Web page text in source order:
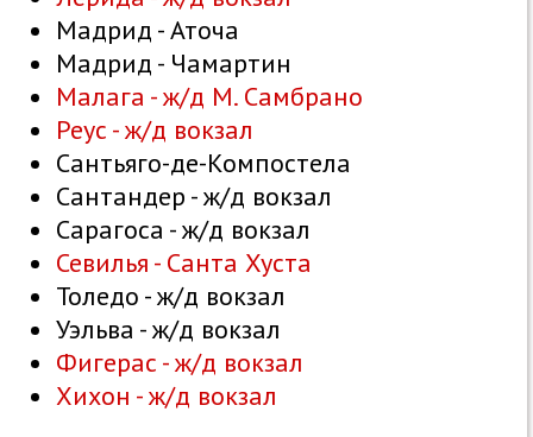
Мадрид - Аточа
Мадрид - Чамартин
Малага - ж/д М. Самбрано
Реус - ж/д вокзал
Сантьяго-де-Компостела
Сантандер - ж/д вокзал
Сарагоса - ж/д вокзал
Севилья - Санта Хуста
Толедо - ж/д вокзал
Уэльва - ж/д вокзал
Фигерас - ж/д вокзал
Хихон - ж/д вокзал